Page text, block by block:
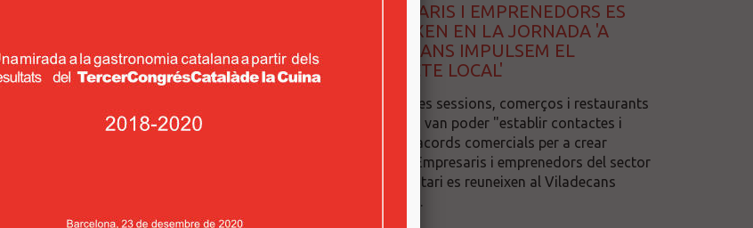
D'AGRICULTURA, TERESA JORDÀ I
DE SALUT, ALBA VERGÉS
tenir lloc la reunió entre la Consellera del
EMPRESARIS I EMPRENEDORS ES
REUNEIXEN EN LA JORNADA 'A
VILADECANS IMPULSEM EL
PRODUCTE LOCAL'
En una de les sessions, comerços i restaurants
del territori van poder "establir contactes i
promoure acords comercials per a crear
sinergies" Empresaris i emprenedors del sector
agroalimentari es reuneixen al Viladecans
Innovació ...